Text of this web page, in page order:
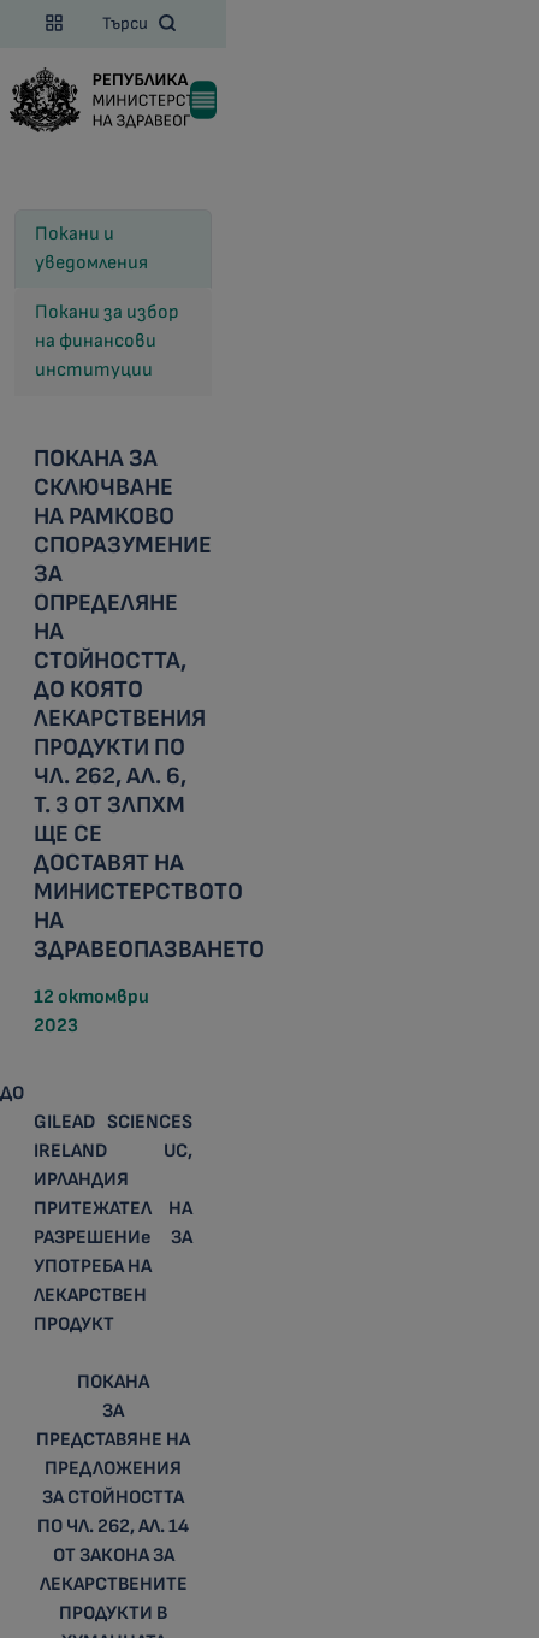
Търси
Покани и
уведомления
Покани за избор
на финансови
институции
ПОКАНА ЗА
СКЛЮЧВАНЕ
НА РАМКОВO
СПОРАЗУМЕНИE
ЗА
ОПРЕДЕЛЯНЕ
НА
СТОЙНОСТТА,
ДО КОЯТО
ЛЕКАРСТВЕНИЯ
ПРОДУКТИ ПО
ЧЛ. 262, АЛ. 6,
Т. 3 ОТ ЗЛПХМ
ЩЕ СЕ
ДОСТАВЯТ НА
МИНИСТЕРСТВОТО
НА
ЗДРАВЕОПАЗВАНЕТО
12 октомври
2023
ДО
GILEAD SCIENCES
IRELAND UC,
ИРЛАНДИЯ
ПРИТЕЖАТЕЛ НА
РАЗРЕШЕНИe ЗА
УПОТРЕБА НА
ЛЕКАРСТВЕН
ПРОДУКТ
ПОКАНА
ЗА
ПРЕДСТАВЯНЕ НА
ПРЕДЛОЖЕНИЯ
ЗА СТОЙНОСТТА
ПО ЧЛ. 262, АЛ. 14
ОТ ЗАКОНА ЗА
ЛЕКАРСТВЕНИТЕ
ПРОДУКТИ В